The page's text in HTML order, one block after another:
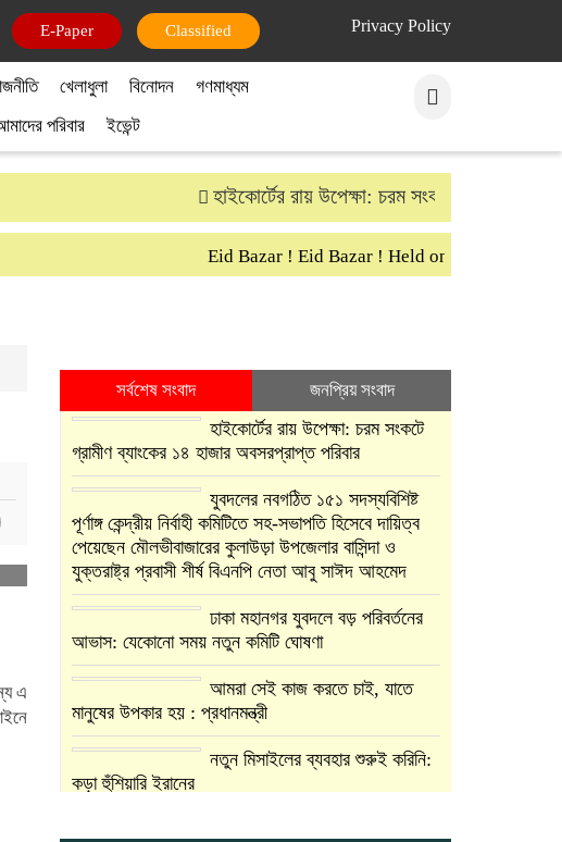
Privacy Policy
ই-পেপার ক্লাসিফাইড
খেলাধুলা বিনোদন
গণমাধ্যম
পরিবার ইভেন্ট
হাইকোর্টের রায় উপেক্ষা: চরম সংকটে গ্রামীণ
Eid Bazar ! Eid Bazar ! Held on 30th March
এ
সর্বশেষ সংবাদ জনপ্রিয় সংবাদ
হাইকোর্টের রায় উপেক্ষা: চরম সংকটে
গ্রামীণ ব্যাংকের ১৪ হাজার অবসরপ্রাপ্ত পরিবার
যুবদলের নবগঠিত ১৫১ সদস্যবিশিষ্ট
পূর্ণাঙ্গ কেন্দ্রীয় নির্বাহী কমিটিতে সহ-সভাপতি হিসেবে দায়িত্ব
পেয়েছেন মৌলভীবাজারের কুলাউড়া উপজেলার বাসিন্দা ও
যুক্তরাষ্ট্র প্রবাসী শীর্ষ বিএনপি নেতা আবু সাঈদ আহমেদ
ঢাকা মহানগর যুবদলে বড় পরিবর্তনের
আভাস: যেকোনো সময় নতুন কমিটি ঘোষণা
আমরা সেই কাজ করতে চাই, যাতে
মানুষের উপকার হয় : প্রধানমন্ত্রী
নতুন মিসাইলের ব্যবহার শুরুই করিনি:
কড়া হুঁশিয়ারি ইরানের